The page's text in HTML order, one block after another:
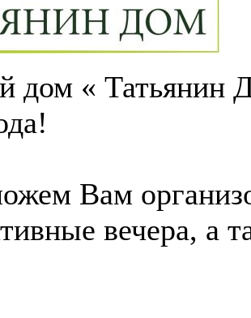
дом « Татьянин
Вам
вечера, а